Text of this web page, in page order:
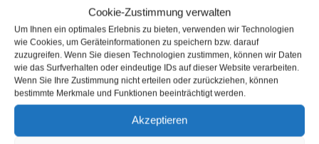
Cookie-Zustimmung verwalten
Um Ihnen ein optimales Erlebnis zu bieten, verwenden wir Technologien
wie Cookies, um Geräteinformationen zu speichern bzw. darauf
zuzugreifen. Wenn Sie diesen Technologien zustimmen, können wir Daten
wie das Surfverhalten oder eindeutige IDs auf dieser Website verarbeiten.
Wenn Sie Ihre Zustimmung nicht erteilen oder zurückziehen, können
bestimmte Merkmale und Funktionen beeinträchtigt werden.
Akzeptieren
Flammen sowie anderen Zündquellenarten fernhalten.
Nicht rauchen.
P240 Behälter und zu befüllende Anlage erden.
P305 + P351 + P338 BEI KONTAKT MIT DEN AUGEN:
Einige Minuten lang behutsam mit Wasser
spülen.Eventuell vorhandene Kontaktlinsen nach
Möglichkeit entfernen. Weiter spülen.
P337 + P313 Bei anhaltender Augenreizung: Ärztlichen